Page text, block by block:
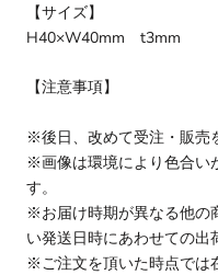
【サイズ】
H40×W40mm t3mm
【注意事項】
※後日、改めて受注・販売
※画像は環境により色合い
す。
※お届け時期が異なる他の
い発送日時にあわせての出
※ご注文を頂いた時点では